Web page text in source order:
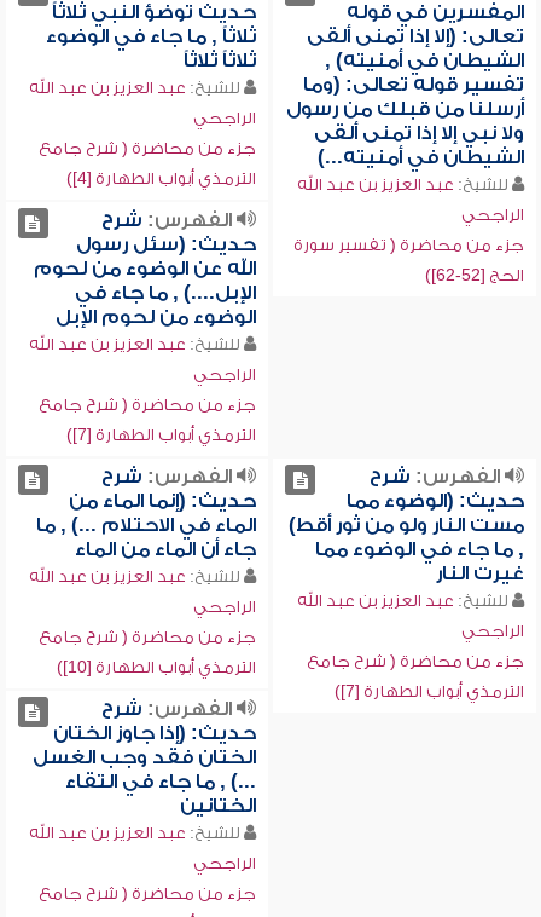
المفسرين في قوله
تعالى: (إلا إذا تمنى ألقى
الشيطان في أمنيته) ,
تفسير قوله تعالى: (وما
أرسلنا من قبلك من رسول
ولا نبي إلا إذا تمنى ألقى
الشيطان في أمنيته...)
للشيخ: عبد العزيز بن عبد الله
الراجحي
جزء من محاضرة ( تفسير سورة
الحج [52-62])
حديث توضؤ النبي ثلاثاً
ثلاثاً , ما جاء في الوضوء
ثلاثاً ثلاثاً
للشيخ: عبد العزيز بن عبد الله
الراجحي
جزء من محاضرة ( شرح جامع
الترمذي أبواب الطهارة [4])
الفهرس: شرح
حديث: (سئل رسول
الله عن الوضوء من لحوم
الإبل....) , ما جاء في
الوضوء من لحوم الإبل
للشيخ: عبد العزيز بن عبد الله
الراجحي
جزء من محاضرة ( شرح جامع
الترمذي أبواب الطهارة [7])
الفهرس: شرح
حديث: (الوضوء مما
مست النار ولو من ثور أقط)
, ما جاء في الوضوء مما
غيرت النار
للشيخ: عبد العزيز بن عبد الله
الراجحي
جزء من محاضرة ( شرح جامع
الترمذي أبواب الطهارة [7])
الفهرس: شرح
حديث: (إنما الماء من
الماء في الاحتلام ...) , ما
جاء أن الماء من الماء
للشيخ: عبد العزيز بن عبد الله
الراجحي
جزء من محاضرة ( شرح جامع
الترمذي أبواب الطهارة [10])
الفهرس: شرح
حديث: (إذا جاوز الختان
الختان فقد وجب الغسل
...) , ما جاء في التقاء
الختانين
للشيخ: عبد العزيز بن عبد الله
الراجحي
جزء من محاضرة ( شرح جامع